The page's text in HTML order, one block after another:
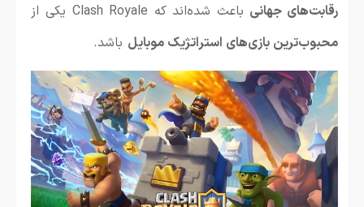
رقابت‌های جهانی باعث شده‌اند که Clash Royale یکی از
محبوب‌ترین بازی‌های استراتژیک موبایل باشد.